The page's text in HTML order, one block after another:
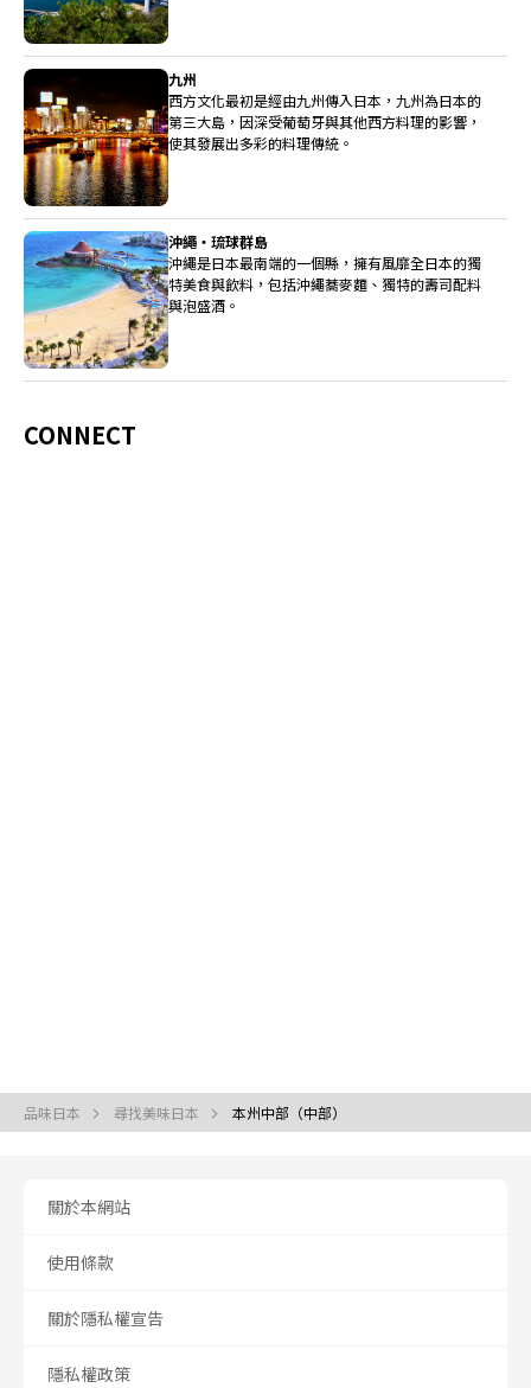
九州
西方文化最初是經由九州傳入日本，九州為日本的
第三大島，因深受葡萄牙與其他西方料理的影響，
使其發展出多彩的料理傳統。
沖繩・琉球群島
沖繩是日本最南端的一個縣，擁有風靡全日本的獨
特美食與飲料，包括沖繩蕎麥麵、獨特的壽司配料
與泡盛酒。
CONNECT
品味日本 尋找美味日本 本州中部（中部）
關於本網站
使用條款
關於隱私權宣告
隱私權政策